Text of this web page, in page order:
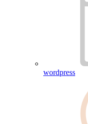
wordpress